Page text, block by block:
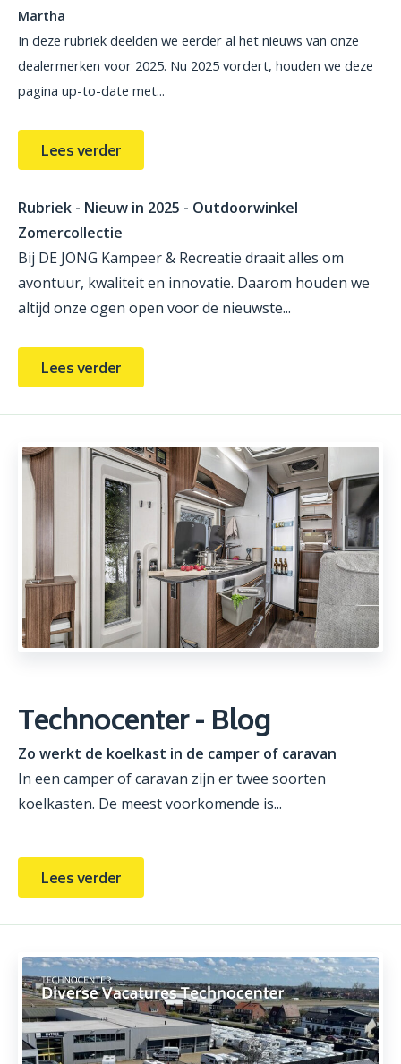
Martha
In deze rubriek deelden we eerder al het nieuws van onze
dealermerken voor 2025. Nu 2025 vordert, houden we deze
pagina up-to-date met...
Lees verder
Rubriek - Nieuw in 2025 - Outdoorwinkel
Zomercollectie
Bij DE JONG Kampeer & Recreatie draait alles om
avontuur, kwaliteit en innovatie. Daarom houden we
altijd onze ogen open voor de nieuwste...
Lees verder
Technocenter - Blog
Zo werkt de koelkast in de camper of caravan
In een camper of caravan zijn er twee soorten
koelkasten. De meest voorkomende is...
Lees verder